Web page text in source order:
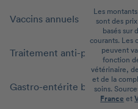
Les
sont des
basés sur
courants. Les
peuvent
fonction
vétérinaire,
et de la
soins.
France et
Vaccins annuels
Traitement anti-puces
Gastro-entérite bénigne